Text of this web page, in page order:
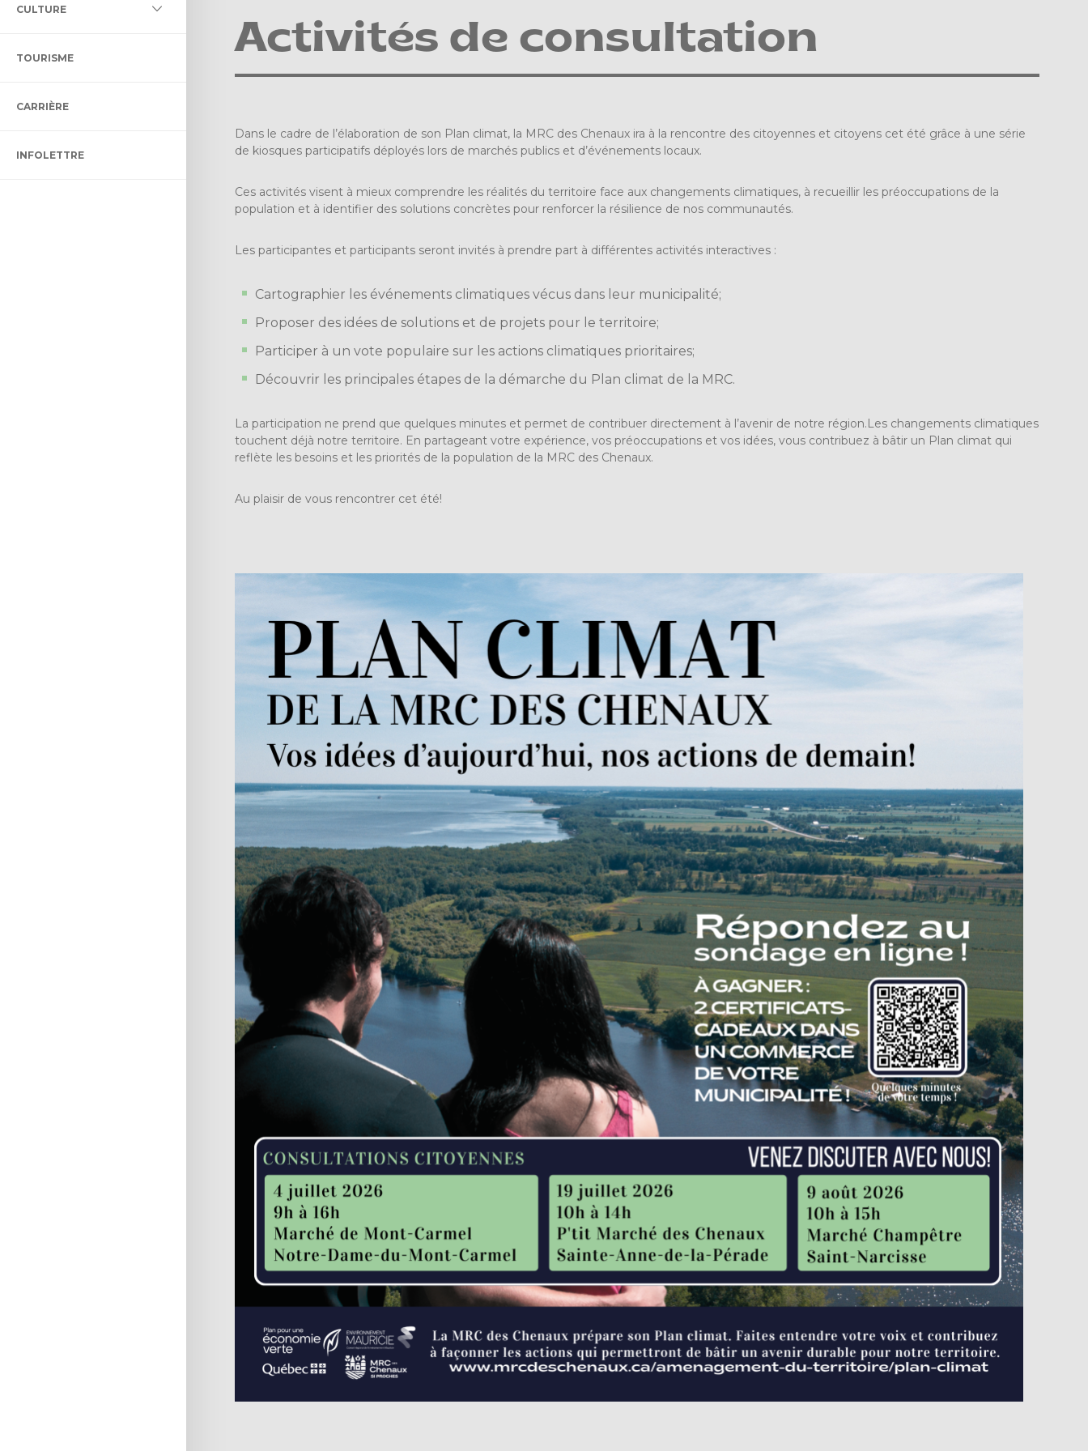
DES MILIEUX HUMIDES ET
ET DE
CONTRÔLE INTÉRIMAIRE
ET ADAPTÉ
CULTURE
BIBLIO DES CHENAUX
DENIS-DUPONT
TOURISME
CARRIÈRE
INFOLETTRE
Activités de consultation
Dans le cadre de l’élaboration de son Plan climat, la MRC des Chenaux ira à la rencontre des citoyennes et citoyens cet été grâce à une série
de kiosques participatifs déployés lors de marchés publics et d’événements locaux.
Ces activités visent à mieux comprendre les réalités du territoire face aux changements climatiques, à recueillir les préoccupations de la
population et à identifier des solutions concrètes pour renforcer la résilience de nos communautés.
Les participantes et participants seront invités à prendre part à différentes activités interactives :
Cartographier les événements climatiques vécus dans leur municipalité;
Proposer des idées de solutions et de projets pour le territoire;
Participer à un vote populaire sur les actions climatiques prioritaires;
Découvrir les principales étapes de la démarche du Plan climat de la MRC.
La participation ne prend que quelques minutes et permet de contribuer directement à l’avenir de notre région.Les changements climatiques
touchent déjà notre territoire. En partageant votre expérience, vos préoccupations et vos idées, vous contribuez à bâtir un Plan climat qui
reflète les besoins et les priorités de la population de la MRC des Chenaux.
Au plaisir de vous rencontrer cet été!